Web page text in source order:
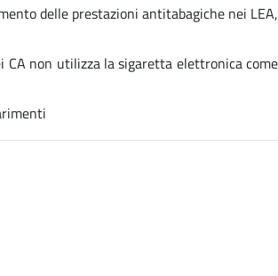
delle prestazioni antitabagiche nei LEA,
CA non utilizza la sigaretta elettronica come